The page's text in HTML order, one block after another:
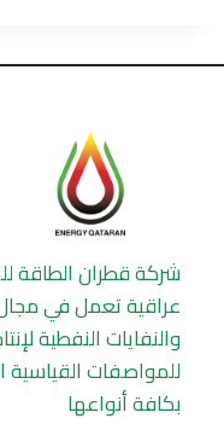
شركة قطران الطاقة
عراقية تعمل في
والنفايات النفطية
للمواصفات القياسية
بكافة أنواعها